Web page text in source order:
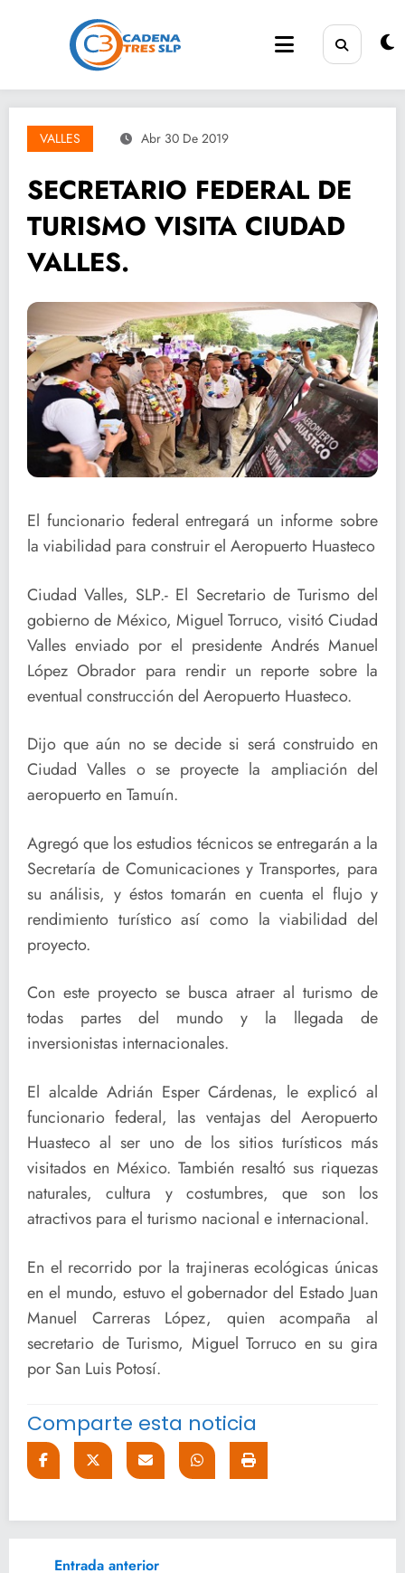
VALLES Abr 30 De 2019
SECRETARIO FEDERAL DE
TURISMO VISITA CIUDAD
VALLES.
El funcionario federal entregará un informe sobre
la viabilidad para construir el Aeropuerto Huasteco
Ciudad Valles, SLP.- El Secretario de Turismo del
gobierno de México, Miguel Torruco, visitó Ciudad
Valles enviado por el presidente Andrés Manuel
López Obrador para rendir un reporte sobre la
eventual construcción del Aeropuerto Huasteco.
Dijo que aún no se decide si será construido en
Ciudad Valles o se proyecte la ampliación del
aeropuerto en Tamuín.
Agregó que los estudios técnicos se entregarán a la
Secretaría de Comunicaciones y Transportes, para
su análisis, y éstos tomarán en cuenta el flujo y
rendimiento turístico así como la viabilidad del
proyecto.
Con este proyecto se busca atraer al turismo de
todas partes del mundo y la llegada de
inversionistas internacionales.
El alcalde Adrián Esper Cárdenas, le explicó al
funcionario federal, las ventajas del Aeropuerto
Huasteco al ser uno de los sitios turísticos más
visitados en México. También resaltó sus riquezas
naturales, cultura y costumbres, que son los
atractivos para el turismo nacional e internacional.
En el recorrido por la trajineras ecológicas únicas
en el mundo, estuvo el gobernador del Estado Juan
Manuel Carreras López, quien acompaña al
secretario de Turismo, Miguel Torruco en su gira
por San Luis Potosí.
Comparte esta noticia
Entrada anterior